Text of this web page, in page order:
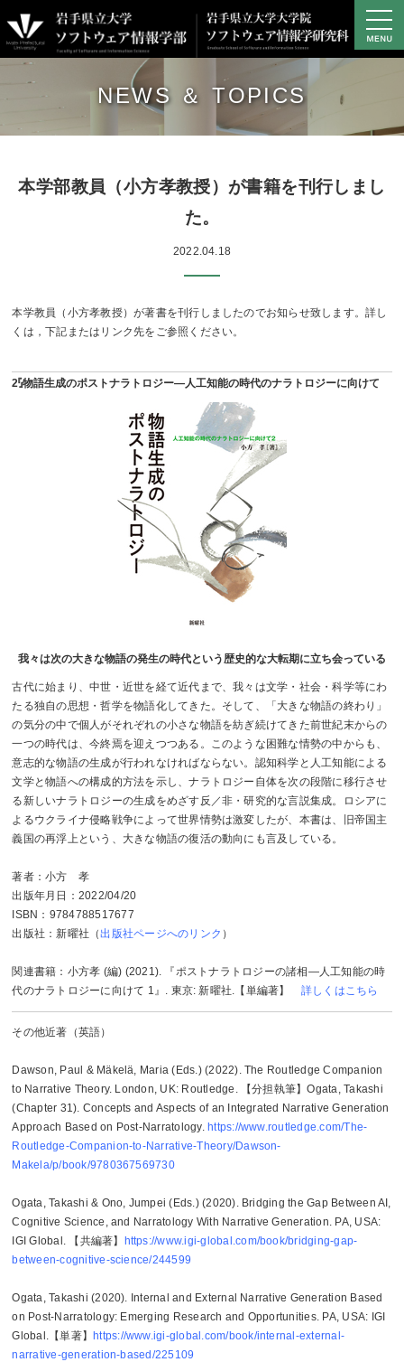
学部の教育・研究
学部プロジェクト研究
進路・就職
サイトマップ
NEWS ＆ TOPICS
本学部教員（小方孝教授）が書籍を刊行しまし
た。
2022.04.18
本学教員（小方孝教授）が著書を刊行しましたのでお知らせ致します。詳し
くは，下記またはリンク先をご参照ください。
『物語生成のポストナラトロジー―人工知能の時代のナラトロジーに向けて 2』
我々は次の大きな物語の発生の時代という歴史的な大転期に立ち会っている
古代に始まり、中世・近世を経て近代まで、我々は文学・社会・科学等にわ
たる独自の思想・哲学を物語化してきた。そして、「大きな物語の終わり」
の気分の中で個人がそれぞれの小さな物語を紡ぎ続けてきた前世紀末からの
一つの時代は、今終焉を迎えつつある。このような困難な情勢の中からも、
意志的な物語の生成が行われなければならない。認知科学と人工知能による
文学と物語への構成的方法を示し、ナラトロジー自体を次の段階に移行させ
る新しいナラトロジーの生成をめざす反／非・研究的な言説集成。ロシアに
よるウクライナ侵略戦争によって世界情勢は激変したが、本書は、旧帝国主
義国の再浮上という、大きな物語の復活の動向にも言及している。
著者：小方 孝
出版年月日：2022/04/20
ISBN：9784788517677
出版社：新曜社（出版社ページへのリンク ）
関連書籍：小方孝 (編) (2021). 『ポストナラトロジーの諸相―人工知能の時
代のナラトロジーに向けて 1』. 東京: 新曜社.【単編著】 詳しくはこちら
その他近著（英語）
Dawson, Paul & Mäkelä, Maria (Eds.) (2022). The Routledge Companion
to Narrative Theory. London, UK: Routledge. 【分担執筆】Ogata, Takashi
(Chapter 31). Concepts and Aspects of an Integrated Narrative Generation
Approach Based on Post-Narratology. https://www.routledge.com/The-
Routledge-Companion-to-Narrative-Theory/Dawson-
Makela/p/book/9780367569730
Ogata, Takashi & Ono, Jumpei (Eds.) (2020). Bridging the Gap Between AI,
Cognitive Science, and Narratology With Narrative Generation. PA, USA:
IGI Global. 【共編著】
https://www.igi-global.com/book/bridging-gap-
between-cognitive-science/244599
Ogata, Takashi (2020). Internal and External Narrative Generation Based
on Post-Narratology: Emerging Research and Opportunities. PA, USA: IGI
Global.【単著】
https://www.igi-global.com/book/internal-external-
narrative-generation-based/225109